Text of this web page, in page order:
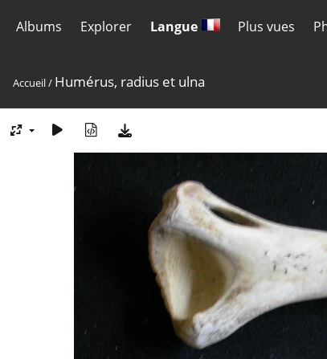
Albums Explorer Langue Plus vues
Accueil/ Humérus, radius et ulna